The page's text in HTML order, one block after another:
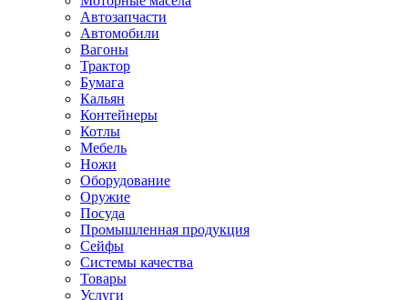
Автозапчасти
Автомобили
Вагоны
Трактор
Бумага
Кальян
Контейнеры
Котлы
Мебель
Ножи
Оборудование
Оружие
Посуда
Промышленная продукция
Сейфы
Системы качества
Товары
Услуги